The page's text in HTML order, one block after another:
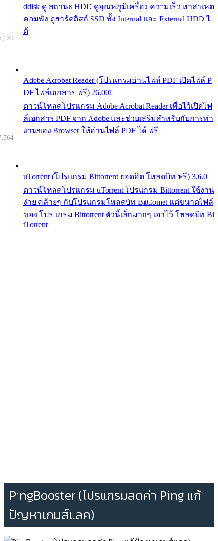
ddisk ดู สถานะ HDD ดูอุณหภูมิเครื่อง ความเร็ว หาสาเหต
คอมพัง ดูฮาร์ดดิสก์ SSD ทั้ง Internal และ External HDD ไ
ด้
Adobe Acrobat Reader (โปรแกรมอ่านไฟล์ PDF เปิดไฟล์ P
DF ไฟล์เอกสาร ฟรี) 26.001
ดาวน์โหลดโปรแกรม Adobe Acrobat Reader เพื่อไว้เปิดไฟ
ล์เอกสาร PDF จาก Adobe และช่วยเสริมสำหรับกับการทำ
งานของ Browser ให้อ่านไฟล์ PDF ได้ ฟรี
uTorrent (โปรแกรม Bittorrent ยอดฮิต โหลดบิท ฟรี) 3.6.0
ดาวน์โหลดโปรแกรม uTorrent โปรแกรม Bittorrent ใช้งาน
ง่าย คล้ายๆ กับโปรแกรมโหลดบิท BitComet แต่ขนาดไฟล์
ของ โปรแกรม Bittorrent ตัวนี้เล็กมากๆ เอาไว้ โหลดบิท Bi
tTorrent
PingBooster (โปรแกรมลดค่า Ping แก้
ปัญหาเกมส์แลค)